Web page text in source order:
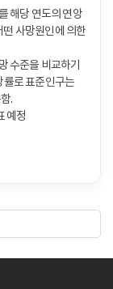
해당 연도의 연앙
사망원인에 의한
수준을 비교하기
률로 표준인구는
.
예정